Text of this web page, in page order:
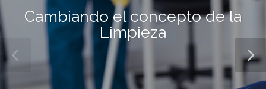
Cambiando el concepto de la
Limpieza